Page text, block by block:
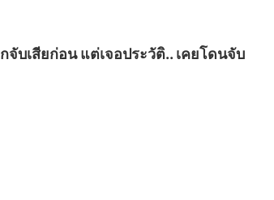
บเสียก่อน แต่เจอประวัติ.. เคยโดนจับ